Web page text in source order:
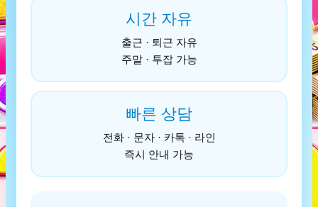
시간 자유
출근 · 퇴근 자유
주말 · 투잡 가능
빠른 상담
전화 · 문자 · 카톡 · 라인
즉시 안내 가능